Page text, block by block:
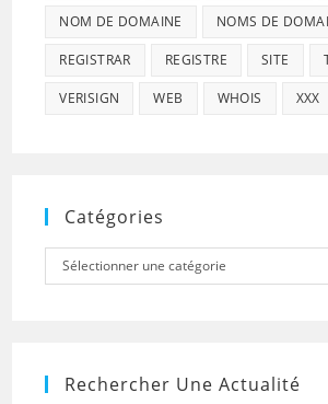
NOM DE DOMAINE NOMS DE
REGISTRAR REGISTRE SITE
VERISIGN WEB WHOIS XXX
Catégories
Catégories
Sélectionner une catégorie
Rechercher Une Actualité